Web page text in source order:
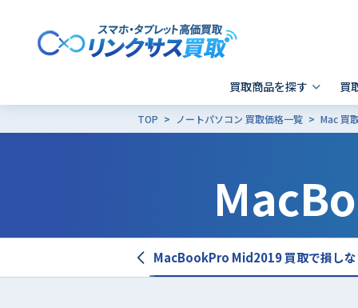
買取商品を探す
- Pixel
- AQUOS
その他ブランド
-
-
そ
買
- 品川 ウィング高輪店
TOP ノートパソコン 買取価格一覧 Mac 買
MacBookPro Mid2019 買取で損し